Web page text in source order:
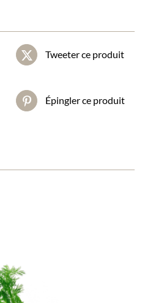
Tweeter ce produit
Épingler ce produit